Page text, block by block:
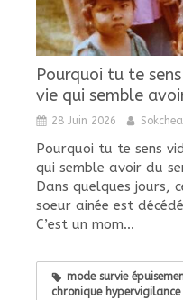
Pourquoi tu te
vie qui semble
28 Juin 2026
Pourquoi tu te sens
qui semble avoir du
Dans quelques jours,
soeur ainée est
C’est un mom...
mode survie
chronique